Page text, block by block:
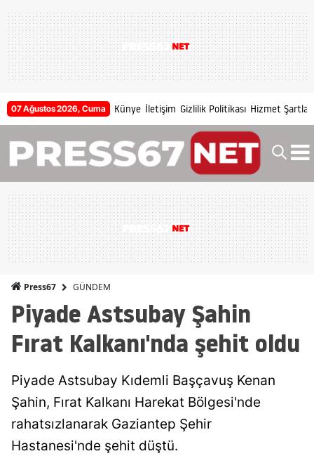
07 Ağustos 2026, Cuma Künye İletişim Gizlilik Politikası Hizmet Şartları
Press67 GÜNDEM
Piyade Astsubay Şahin
Fırat Kalkanı'nda şehit oldu
Piyade Astsubay Kıdemli Başçavuş Kenan
Şahin, Fırat Kalkanı Harekat Bölgesi'nde
rahatsızlanarak Gaziantep Şehir
Hastanesi'nde şehit düştü.